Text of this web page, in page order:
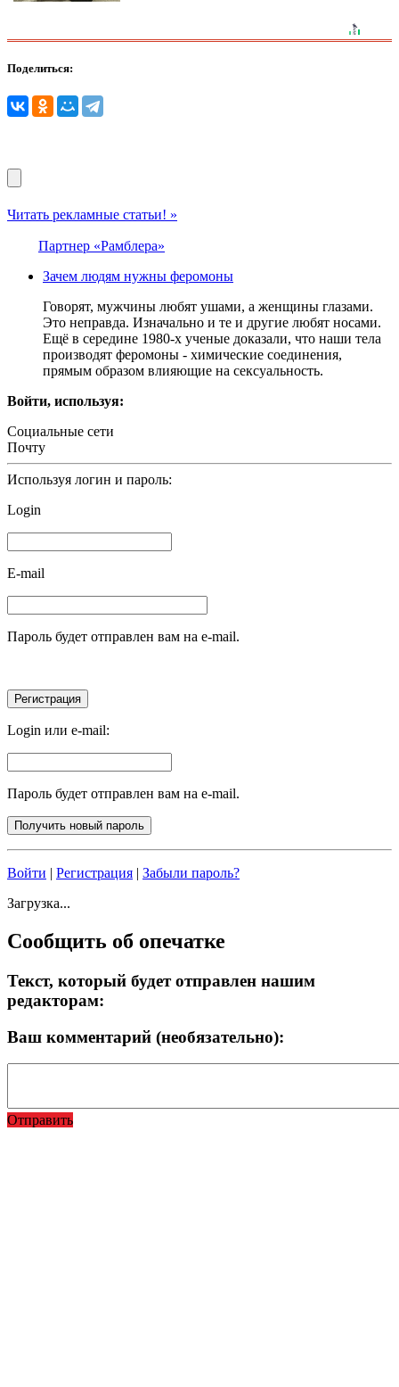
Поделиться:
Читать рекламные статьи! »
Партнер «Рамблера»
Зачем людям нужны феромоны
Говорят, мужчины любят ушами, а женщины глазами.
Это неправда. Изначально и те и другие любят носами.
Ещё в середине 1980-х ученые доказали, что наши тела
производят феромоны - химические соединения,
прямым образом влияющие на сексуальность.
Войти, используя:
Социальные сети
Почту
Используя логин и пароль:
Login
E-mail
Пароль будет отправлен вам на e-mail.
Login или e-mail:
Пароль будет отправлен вам на e-mail.
Войти | Регистрация | Забыли пароль?
Загрузка...
Сообщить об опечатке
Текст, который будет отправлен нашим
редакторам:
Ваш комментарий (необязательно):
Отправить